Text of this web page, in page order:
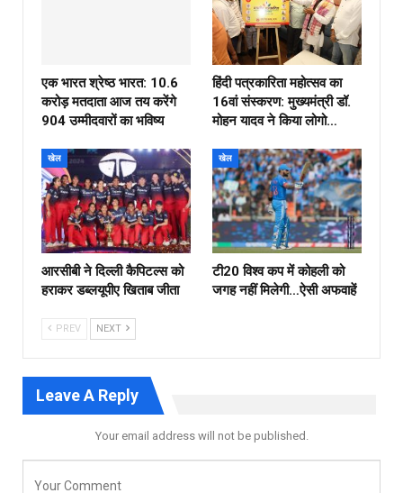
एक भारत श्रेष्ठ भारत: 10.6
करोड़ मतदाता आज तय करेंगे
904 उम्मीदवारों का भविष्य
हिंदी पत्रकारिता महोत्सव का
16वां संस्करण: मुख्यमंत्री डॉ.
मोहन यादव ने किया लोगो…
खेल
आरसीबी ने दिल्ली कैपिटल्स को
हराकर डब्लयूपीए खिताब जीता
खेल
टी20 विश्व कप में कोहली को
जगह नहीं मिलेगी…ऐसी अफवाहें
PREV NEXT
Leave A Reply
Your email address will not be published.